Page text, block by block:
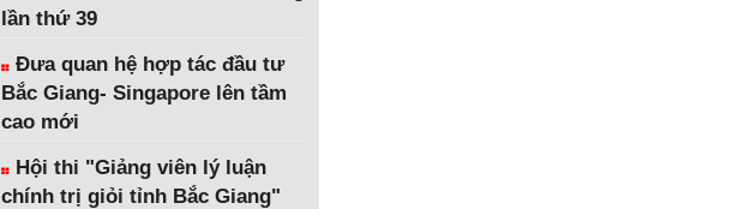
lần thứ 39
Đưa quan hệ hợp tác đầu tư
Bắc Giang- Singapore lên tầm
cao mới
Hội thi "Giảng viên lý luận
chính trị giỏi tỉnh Bắc Giang"